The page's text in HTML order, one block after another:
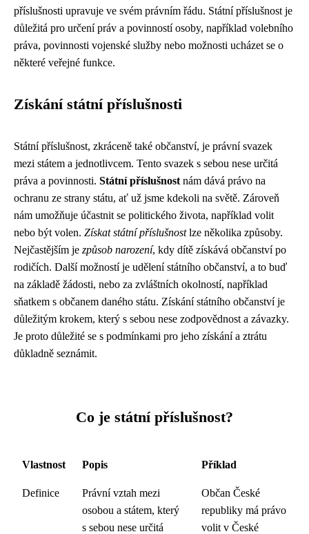
příslušnosti upravuje ve svém právním řádu. Státní příslušnost je
důležitá pro určení práv a povinností osoby, například volebního
práva, povinnosti vojenské služby nebo možnosti ucházet se o
některé veřejné funkce.
Získání státní příslušnosti
Státní příslušnost, zkráceně také občanství, je právní svazek
mezi státem a jednotlivcem. Tento svazek s sebou nese určitá
práva a povinnosti. Státní příslušnost nám dává právo na
ochranu ze strany státu, ať už jsme kdekoli na světě. Zároveň
nám umožňuje účastnit se politického života, například volit
nebo být volen. Získat státní příslušnostlze několika způsoby.
Nejčastějším je způsob narození, kdy dítě získává občanství po
rodičích. Další možností je udělení státního občanství, a to buď
na základě žádosti, nebo za zvláštních okolností, například
sňatkem s občanem daného státu. Získání státního občanství je
důležitým krokem, který s sebou nese zodpovědnost a závazky.
Je proto důležité se s podmínkami pro jeho získání a ztrátu
důkladně seznámit.
Co je státní příslušnost?
Vlastnost Popis Příklad
Definice
Právní vztah mezi
osobou a státem, který
s sebou nese určitá
Občan České
republiky má právo
volit v České